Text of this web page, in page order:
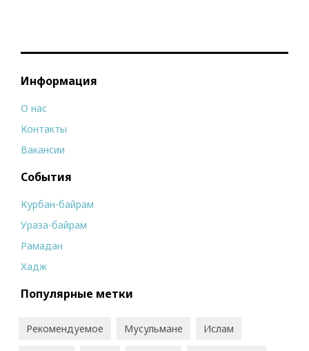
Информация
О нас
Контакты
Вакансии
События
Курбан-байрам
Ураза-байрам
Рамадан
Хадж
Популярные метки
Рекомендуемое Мусульмане Ислам